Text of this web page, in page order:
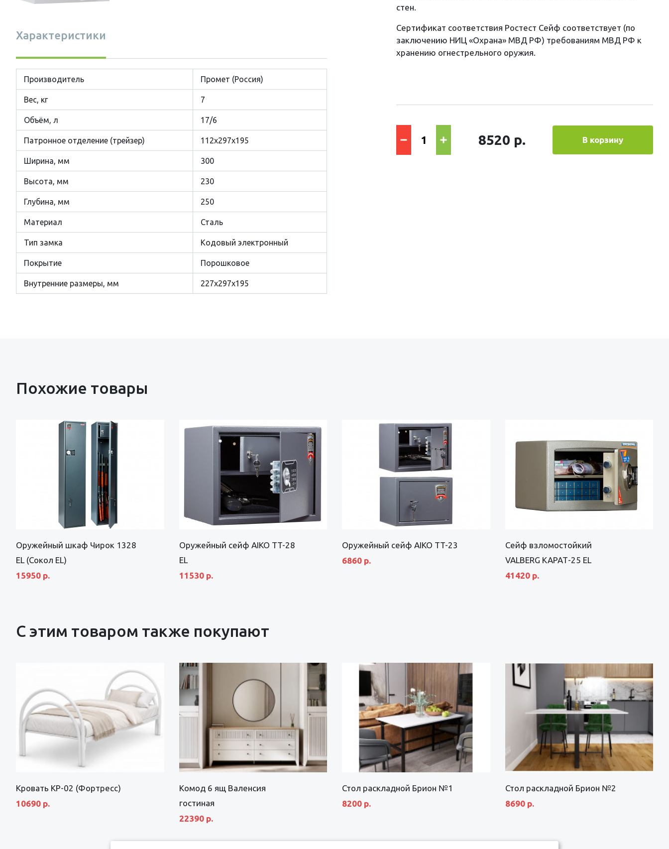
Характеристики
Производитель Промет (Россия)
Вес, кг 7
Объём, л 17/6
Патронное отделение (трейзер) 112x297x195
Ширина, мм 300
Высота, мм 230
Глубина, мм 250
Материал Сталь
Тип замка Кодовый электронный
Покрытие Порошковое
Внутренние размеры, мм 227x297x195
стен.
Сертификат соответствия Ростест Cейф соответствует (по
заключению НИЦ «Охрана» МВД РФ) требованиям МВД РФ к
хранению огнестрельного оружия.
8520 р. В корзину
Похожие товары
Оружейный шкаф Чирок 1328
EL (Сокол EL)
15950 р.
Оружейный сейф AIKO TT-28
EL
11530 р.
Оружейный сейф AIKO TT-23
6860 р.
Сейф взломостойкий
VALBERG КАРАТ-25 EL
41420 р.
С этим товаром также покупают
Кровать КР-02 (Фортресс)
10690 р.
Комод 6 ящ Валенсия
гостиная
22390 р.
Стол раскладной Брион №1
8200 р.
Стол раскладной Брион №2
8690 р.